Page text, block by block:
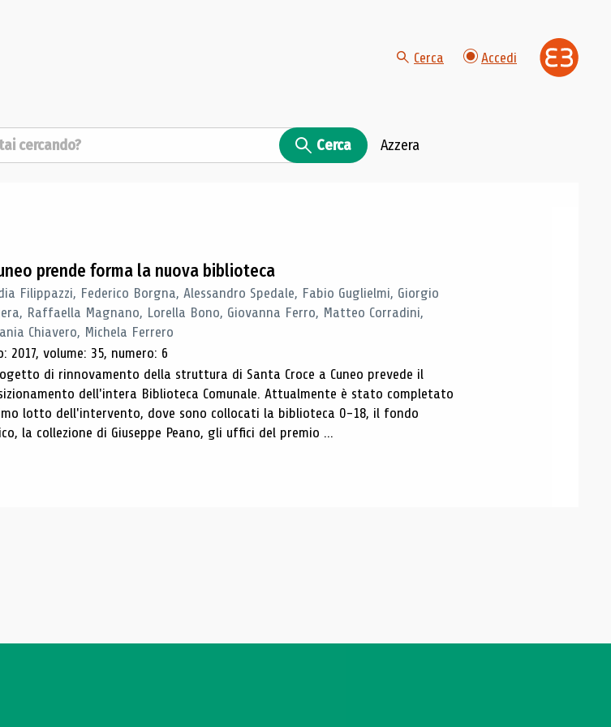
Cerca Accedi
Cerca Azzera
prende forma la nuova biblioteca
Filippazzi, Federico Borgna, Alessandro Spedale, Fabio Guglielmi, Giorgio
Raffaella Magnano, Lorella Bono, Giovanna Ferro, Matteo Corradini,
Chiavero, Michela Ferrero
2017, volume: 35, numero: 6
di rinnovamento della struttura di Santa Croce a Cuneo prevede il
dell'intera Biblioteca Comunale. Attualmente è stato completato
lotto dell'intervento, dove sono collocati la biblioteca 0-18, il fondo
la collezione di Giuseppe Peano, gli uffici del premio ...